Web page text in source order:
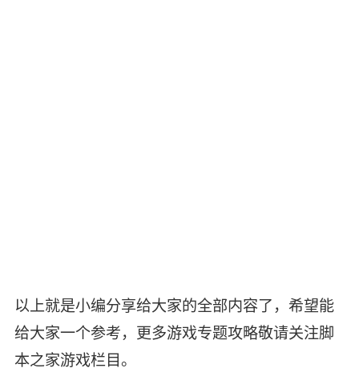
以上就是小编分享给大家的全部内容了，希望能
给大家一个参考，更多游戏专题攻略敬请关注脚
本之家游戏栏目。